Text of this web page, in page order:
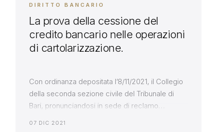
DIRITTO BANCARIO
La prova della cessione del
credito bancario nelle operazioni
di cartolarizzazione.
Con ordinanza depositata l’8/11/2021, il Collegio
della seconda sezione civile del Tribunale di
Bari, pronunciandosi in sede di reclamo
07 DIC 2021